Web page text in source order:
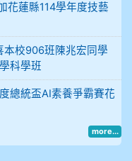
蓮縣114學年度技藝
校906班陳兆宏同學
科學班
總統盃AI素養爭霸賽花
more...